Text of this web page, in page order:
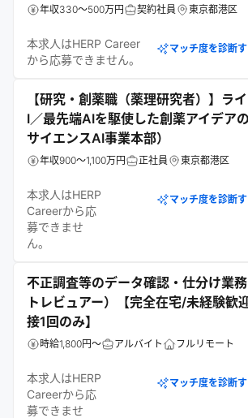
年収330～500万円 契約社員 東京都港区
本求人はHERP Career
から応募できません。
マッチ度を診断
【研究・創薬職（薬理研究者）】ラ
I／最先端AIを駆使した創薬アイデア
サイエンスAI事業本部）
年収900～1,100万円 正社員 東京都港区
本求人はHERP
Careerから応
募できませ
ん。
マッチ度を診断
不正調査等のデータ確認・仕分け業
トレビュアー）【完全在宅/未経験歓
接1回のみ】
時給1,800円～ アルバイト フルリモート
本求人はHERP
Careerから応
募できませ
マッチ度を診断